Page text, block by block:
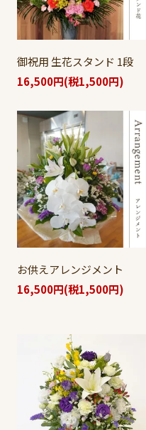
御祝用 生花スタンド 1段
16,500円(税1,500円)
お供えアレンジメント
16,500円(税1,500円)